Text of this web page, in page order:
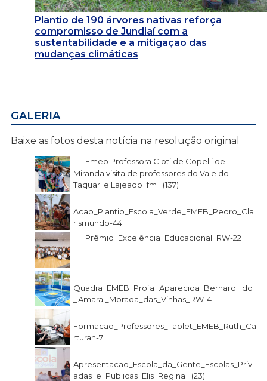
Plantio de 190 árvores nativas reforça
compromisso de Jundiaí com a
sustentabilidade e a mitigação das
mudanças climáticas
GALERIA
Baixe as fotos desta notícia na resolução original
Emeb Professora Clotilde Copelli de
Miranda visita de professores do Vale do
Taquari e Lajeado_fm_ (137)
Acao_Plantio_Escola_Verde_EMEB_Pedro_Cla
rismundo-44
Prêmio_Excelência_Educacional_RW-22
Quadra_EMEB_Profa_Aparecida_Bernardi_do
_Amaral_Morada_das_Vinhas_RW-4
Formacao_Professores_Tablet_EMEB_Ruth_Ca
rturan-7
Apresentacao_Escola_da_Gente_Escolas_Priv
adas_e_Publicas_Elis_Regina_ (23)